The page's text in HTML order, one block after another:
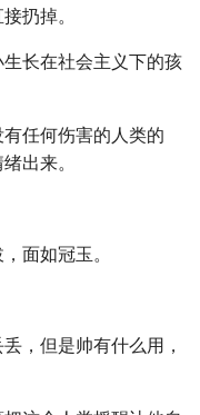
扔掉。
长在社会主义下的孩
任何伤害的人类的
出来。
面如冠玉。
，但是帅有什么用，